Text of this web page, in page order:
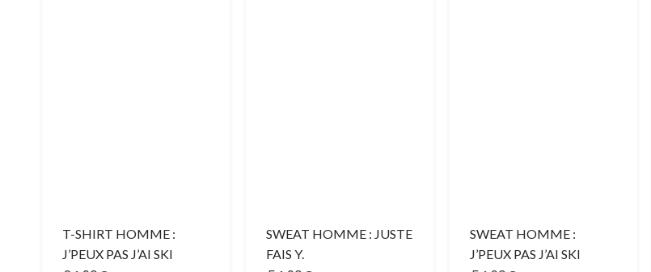
T-SHIRT HOMME :
J’PEUX PAS J’AI SKI
SWEAT HOMME : JUSTE
FAIS Y.
SWEAT HOMME :
J’PEUX PAS J’AI SKI